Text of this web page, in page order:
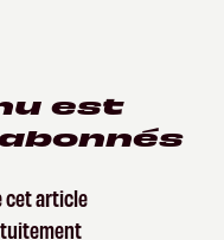
est
cet article